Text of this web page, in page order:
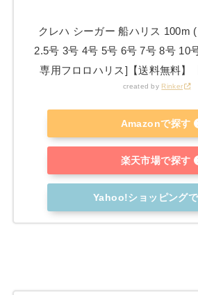
クレハ シーガー 船ハリス 100m
2.5号 3号 4号 5号 6号 7号 8号
専用フロロハリス]【送料無料】
created by Rinker
Amazonで探す
楽天市場で探す
Yahoo!ショッピング